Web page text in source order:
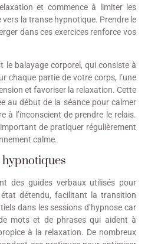
et commence à limiter les
la transe hypnotique. Prendre le
dans ces exercices renforce vos
le balayage corporel, qui consiste à
chaque partie de votre corps, l’une
et favoriser la relaxation. Cette
au début de la séance pour calmer
à l’inconscient de prendre le relais.
de pratiquer régulièrement
calme.
des guides verbaux utilisés pour
détendu, facilitant la transition
dans les sessions d’hypnose car
mots et de phrases qui aident à
à la relaxation. De nombreux